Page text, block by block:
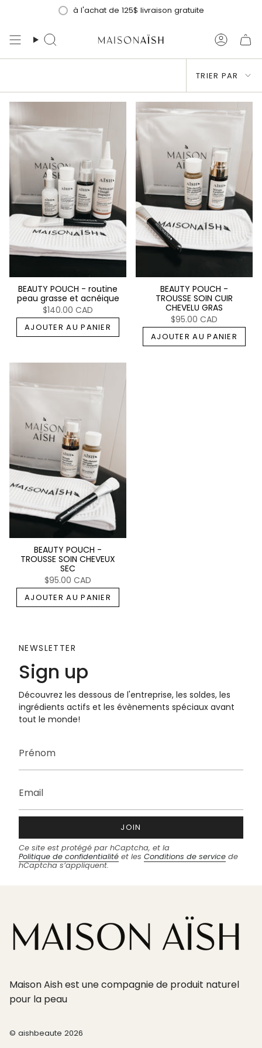
contenu
à l'achat de 125$ livraison gratuite
Recherche
Trier
par
TRIER PAR
BEAUTY POUCH - routine
peau grasse et acnéique
$140.00 CAD
AJOUTER AU PANIER
BEAUTY POUCH -
TROUSSE SOIN CUIR
CHEVELU GRAS
$95.00 CAD
AJOUTER AU PANIER
BEAUTY POUCH -
TROUSSE SOIN CHEVEUX
SEC
$95.00 CAD
AJOUTER AU PANIER
NEWSLETTER
Sign up
Découvrez les dessous de l'entreprise, les soldes, les
ingrédients actifs et les évènements spéciaux avant
tout le monde!
JOIN
Ce site est protégé par hCaptcha, et la
Politique de confidentialité et les Conditions de service de
hCaptcha s’appliquent.
Maison Aish est une compagnie de produit naturel
pour la peau
© aishbeaute 2026